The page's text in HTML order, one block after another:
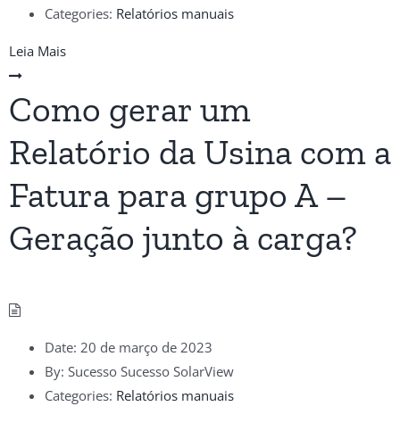
Categories: Relatórios manuais
Leia Mais
Como gerar um
Relatório da Usina com a
Fatura para grupo A –
Geração junto à carga?
Date: 20 de março de 2023
By: Sucesso Sucesso SolarView
Categories: Relatórios manuais